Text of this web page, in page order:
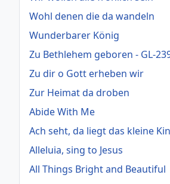
Wohl denen die da wandeln
Wunderbarer König
Zu Bethlehem geboren - GL-
Zu dir o Gott erheben wir
Zur Heimat da droben
Abide With Me
Ach seht, da liegt das kleine
Alleluia, sing to Jesus
All Things Bright and Beautiful